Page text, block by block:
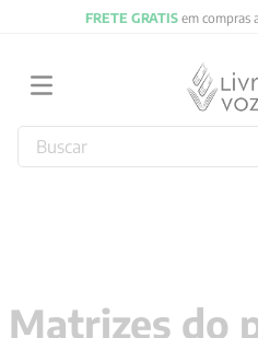
FRETE GRATISem compras
Buscar
Matrizes do
4º jung